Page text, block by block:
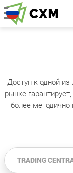
Доступ к одной
рынке
более методично
TRADING